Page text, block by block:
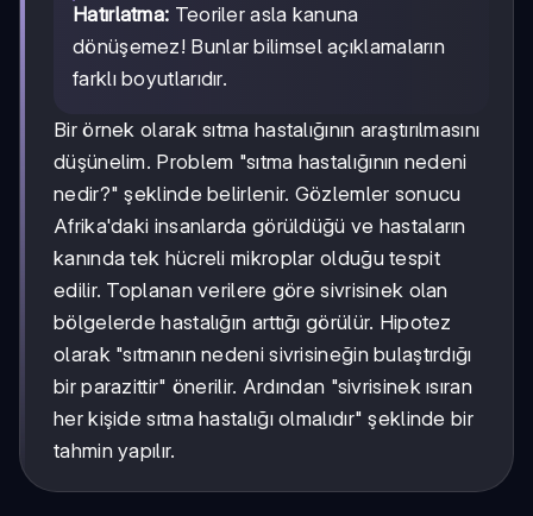
Hatırlatma: Teoriler asla kanuna
dönüşemez! Bunlar bilimsel açıklamaların
farklı boyutlarıdır.
Bir örnek olarak sıtma hastalığının araştırılmasını
düşünelim. Problem "sıtma hastalığının nedeni
nedir?" şeklinde belirlenir. Gözlemler sonucu
Afrika'daki insanlarda görüldüğü ve hastaların
kanında tek hücreli mikroplar olduğu tespit
edilir. Toplanan verilere göre sivrisinek olan
bölgelerde hastalığın arttığı görülür. Hipotez
olarak "sıtmanın nedeni sivrisineğin bulaştırdığı
bir parazittir" önerilir. Ardından "sivrisinek ısıran
her kişide sıtma hastalığı olmalıdır" şeklinde bir
tahmin yapılır.